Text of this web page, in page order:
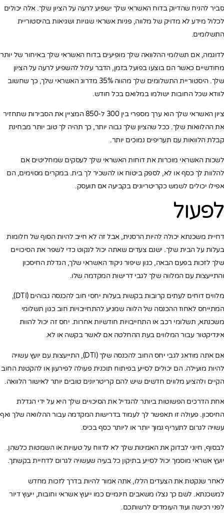
סביר להניח שהדיוק בדוח האשראי שלך ישפיע לרעה על הציון שלך. אלה יכולים
לכלול מידע לא מדויק של מלווה, פניות אשראי שגויות ושגיאות בהיסטוריית
התשלומים.
לדוגמה, אם תשלומי ההלוואה שלך מופיעים בדוח האשראי שלך באיחור של יותר
מחודשיים כאשר הם בוצעו בפועל בזמן, הדבר עלול להשפיע לרעה על הציון
שלך. היסטוריית התשלומים שלך מהווה 35% מדרוג האשראי שלך, כך שחשוב
לוודא שכל החובות ישולמו במלואם בכל חודש.
ציון האשראי שלך הוא ערך מספרי בין 300 ל-850 המציין את הסבירות שתחזיר
את ההלוואות שלך. ככל שהציון שלך גבוה יותר, כך תהיה לך טוב יותר מבחינת
קבלת הלוואות עם תעריפים נמוכים יותר.
לשכות האשראי מוכרות את דוחות האשראי שלך לעסקים שמחליטים אם
להלוות לך כסף או לא, לספק ביטוח או להשכיר לך בית. במקרים מסוימים, הם
אפילו יכולים לשמש כקריטריונים בקביעה אם תועסק.
לפעול
דחיית משכנתא יכולה להיות הרסנית, אבל זה לא חייב להיות הסוף של חלומות
בעלות על הבית שלך. ישנם צעדים שאתה יכול לנקוט כדי לשפר את הסיכויים
שלך לזכות בפעם הבאה, כגון שיפור ניקוד האשראי שלך, הגדלת החיסכון
והתייעצות עם המלווה שלך לגבי דרישות המקדמה שלו.
מלווים דוחים לעתים קרובות בקשות בעלות יחסי חוב להכנסה גבוהים (DTI),
המתייחס לאחוז ההכנסה של הלווה שמגיע להתחייבויות חוב כגון תשלומי
משכנתא, תשלומי רכב או התחייבויות חודשיות אחרות. יחס זה יכול להוות
אינדיקטור עבור המלווים בעת ההחלטה אם לאשר בקשה או לא.
אם אתה מודאג לגבי יחס החוב להכנסה שלך (DTI), התייעצות עם יועץ עשויה
להיות מועילה. הם יכולים לסייע בפיתוח תוכנית פעולה לפירעון או להקטנת החוב
הקיים ולהציע מלווים חדשים שיש להם קריטריונים טובים יותר לאישור הלוואה.
אחת הדרכים הפשוטות ביותר להגדיל את הסיכויים שלך היא על ידי הגדלת
החיסכון. פעולה זו תאפשר לך לעמוד בדרישות המקדמה עבור ההלוואה שלך ואף
עשויה לגרום לתעריף נמוך יותר או ליותר כסף בכיס.
לבסוף, חיוני לבדוק את האמינות שלך לא לדווח על טעויות או השמטות כלשהן.
יועץ אשראי מוסמך יכול לסייע בתיקון כל בעיה שעשויה לגרום לדחיית בקשתך.
לאחר שנקטת את הצעדים הללו, אתה אמור להיות בדרך לזכות מחדש
למשכנתא. לשם כך נצלו משאבים חינמיים כמו ייעוץ אשראי וחובות, ייעוץ דיור
לפני רכישה ועוד העומדים לרשותכם.